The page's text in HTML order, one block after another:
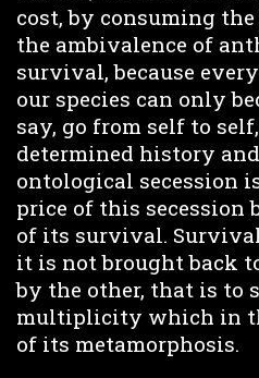
cost, by consuming
the ambivalence of
survival, because
our species can only
say, go from self to
determined history
ontological secession
price of this secession
of its survival.
it is not brought back
by the other, that is to
multiplicity which in
of its metamorphosis.